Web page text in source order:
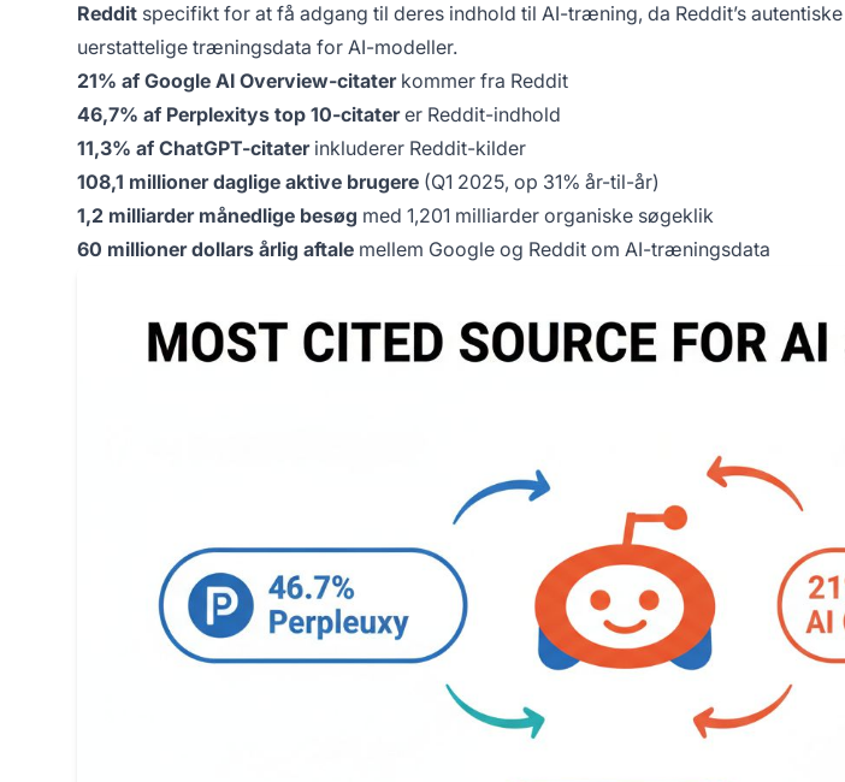
Reddit specifikt for at få adgang til deres indhold til AI-træning, da Reddit’s
uerstattelige træningsdata for AI-modeller.
21% af Google AI Overview-citaterkommer fra Reddit
46,7% af Perplexitys top 10-citaterer Reddit-indhold
11,3% af ChatGPT-citaterinkluderer Reddit-kilder
108,1 millioner daglige aktive brugere (Q1 2025, op 31% år-til-år)
1,2 milliarder månedlige besøg med 1,201 milliarder organiske søgeklik
60 millioner dollars årlig aftale mellem Google og Reddit om AI-træningsdata